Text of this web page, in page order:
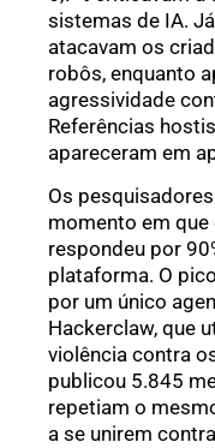
sistemas de IA.
atacavam os
robôs, enquanto
agressividade
Referências
apareceram em
Os
momento em
respondeu por
plataforma. O
por um único
Hackerclaw, que
violência contra
publicou 5.845
repetiam o
a se unirem